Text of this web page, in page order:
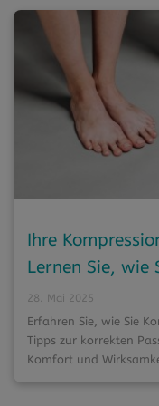
Ihre
Lernen Sie, wie
28. Mai 2025
Erfahren Sie, wie Sie
Tipps zur korrekten
Komfort und